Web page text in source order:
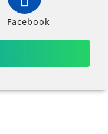
Facebook